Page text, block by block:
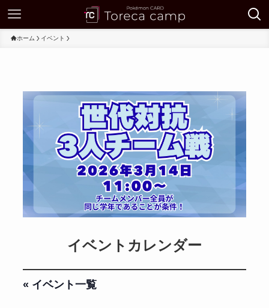
ホーム イベント
イベントカレンダー
« イベント一覧